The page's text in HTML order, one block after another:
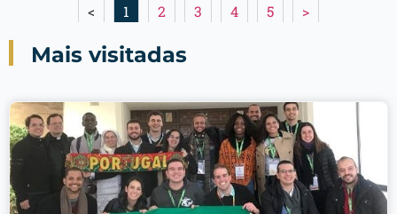
< 1 2 3 4 5 >
Mais visitadas